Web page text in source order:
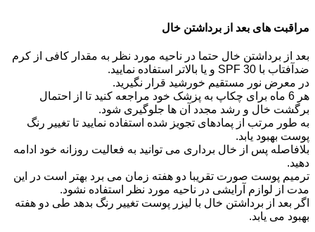
مراقبت های بعد از برداشتن خال
بعد از برداشتن خال حتما در ناحیه مورد نظر به مقدار کافی از کرم
ضدآفتاب با SPF 30 و یا بالاتر استفاده نمایید.
در معرض نور مستقیم خورشید قرار نگیرید.
هر 6 ماه برای چکاپ به پزشک خود مراجعه کنید تا از احتمال
برگشت خال و رشد مجدد آن ها جلوگیری شود.
به طور مرتب از پمادهای تجویز شده استفاده نمایید تا تغییر رنگ
پوست بهبود یابد.
بلافاصله پس از خال برداری می توانید به فعالیت روزانه خود ادامه
دهید.
ترمیم پوست صورت تقریبا دو هفته زمان می برد بهتر است در این
مدت از لوازم آرایشی در ناحیه مورد نظر استفاده نشود.
اگر بعد از برداشتن خال با لیزر پوست تغییر رنگ بدهد طی دو هفته
بهبود می یابد.